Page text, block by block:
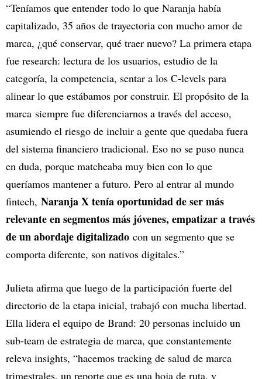
“Teníamos que entender todo lo que Naranja había
capitalizado, 35 años de trayectoria con mucho amor de
marca, ¿qué conservar, qué traer nuevo? La primera etapa
fue research: lectura de los usuarios, estudio de la
categoría, la competencia, sentar a los C-levels para
alinear lo que estábamos por construir. El propósito de la
marca siempre fue diferenciarnos a través del acceso,
asumiendo el riesgo de incluir a gente que quedaba fuera
del sistema financiero tradicional. Eso no se puso nunca
en duda, porque matcheaba muy bien con lo que
queríamos mantener a futuro. Pero al entrar al mundo
fintech, Naranja X tenía oportunidad de ser más
relevante en segmentos más jóvenes, empatizar a través
de un abordaje digitalizado con un segmento que se
comporta diferente, son nativos digitales.”
Julieta afirma que luego de la participación fuerte del
directorio de la etapa inicial, trabajó con mucha libertad.
Ella lidera el equipo de Brand: 20 personas incluido un
sub-team de estrategia de marca, que constantemente
releva insights, “hacemos tracking de salud de marca
trimestrales, un reporte que es una hoja de ruta, y